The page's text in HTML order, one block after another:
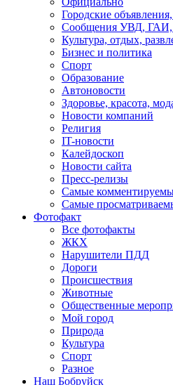
Городские
Сообщения УВД,
Культура, отдых,
Бизнес и политика
Спорт
Образование
Автоновости
Здоровье, красота,
Новости компаний
Религия
IT-новости
Калейдоскоп
Новости сайта
Пресс-релизы
Самые
Самые
Фотофакт
Все фотофакты
ЖКХ
Нарушители ПДД
Дороги
Происшествия
Животные
Общественные
Мой город
Природа
Культура
Спорт
Разное
Наш Бобруйск